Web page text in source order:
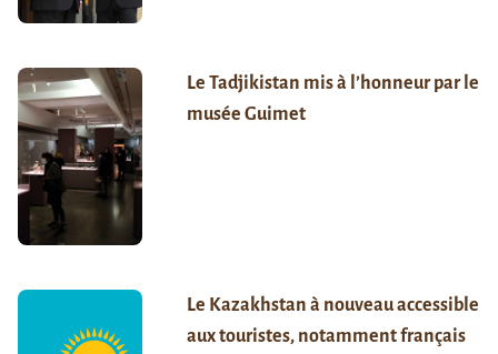
Le Tadjikistan mis à l’honneur par le
musée Guimet
Le Kazakhstan à nouveau accessible
aux touristes, notamment français